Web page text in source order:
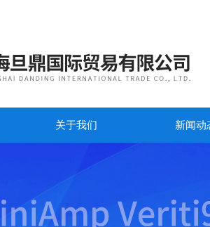
关于我们 新闻动